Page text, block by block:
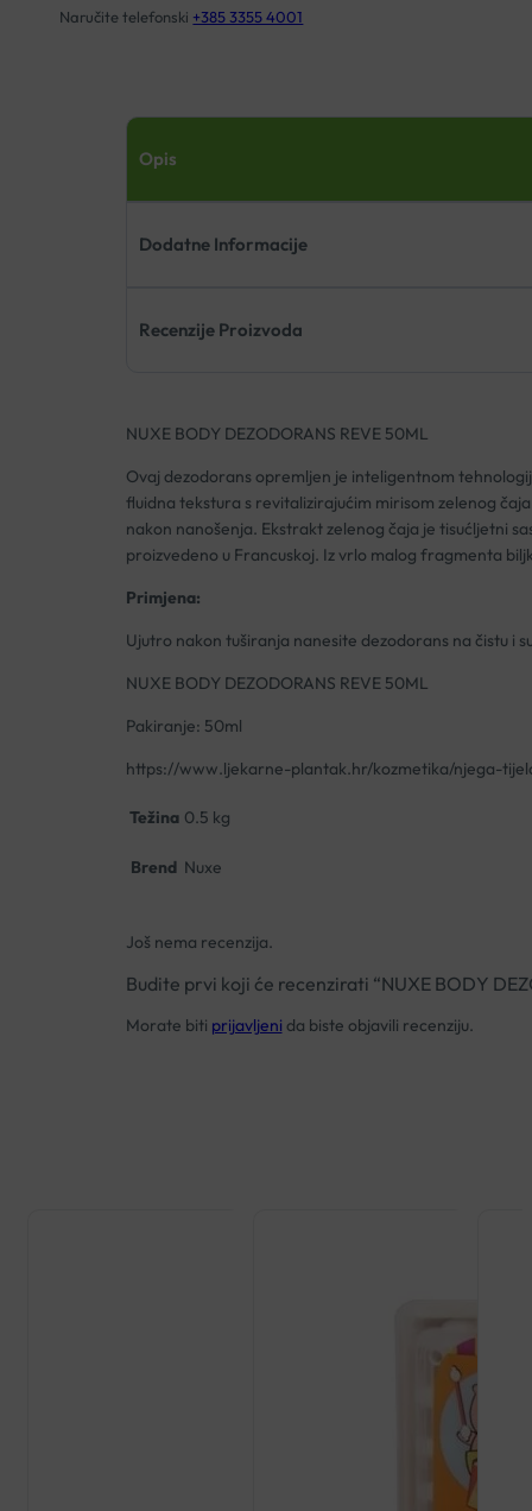
Naručite telefonski +385 3355 4001
Opis
Dodatne Informacije
Recenzije Proizvoda
NUXE BODY DEZODORANS REVE 50ML
Ovaj dezodorans opremljen je inteligentnom
fluidna tekstura s revitalizirajućim mirisom zelenog
nakon nanošenja. Ekstrakt zelenog čaja je tisućljetni
proizvedeno u Francuskoj. Iz vrlo malog fragmenta
Primjena:
Ujutro nakon tuširanja nanesite dezodorans na čistu i
NUXE BODY DEZODORANS REVE 50ML
Pakiranje: 50ml
https://www.ljekarne-plantak.hr/kozmetika/njega-
Težina 0.5 kg
Brend Nuxe
Još nema recenzija.
Budite prvi koji će recenzirati “NUXE BODY
Morate biti prijavljeni da biste objavili recenziju.